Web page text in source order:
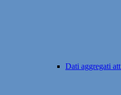
Dati aggregati